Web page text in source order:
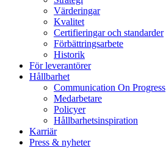
Värderingar
Kvalitet
Certifieringar och standarder
Förbättringsarbete
Historik
För leverantörer
Hållbarhet
Communication On Progress
Medarbetare
Policyer
Hållbarhetsinspiration
Karriär
Press & nyheter